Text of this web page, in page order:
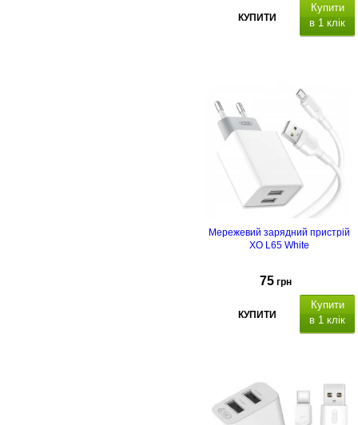
КУПИТИ
Купити
в 1 клік
Мережевий зарядний пристрій
XO L65 White
75 грн
КУПИТИ
Купити
в 1 клік